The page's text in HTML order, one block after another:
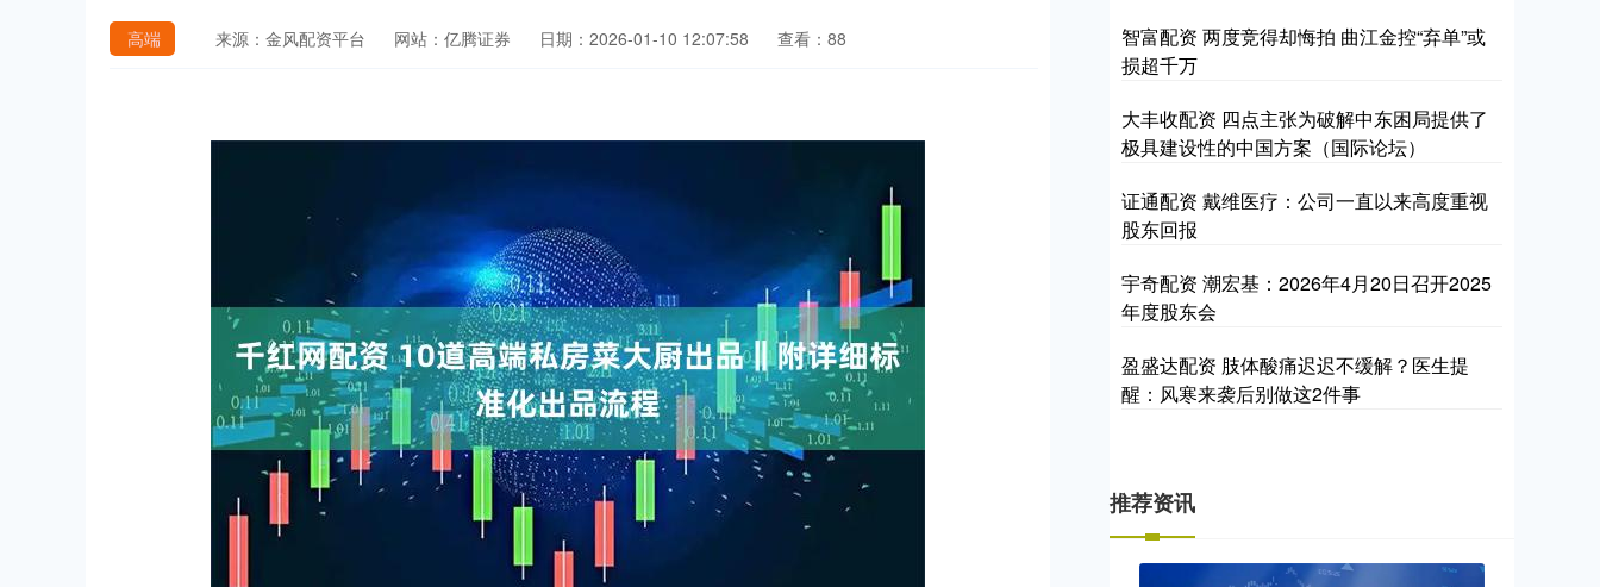
高端 来源：金风配资平台 网站：亿腾证券 日期：2026-01-10 12:07:58 查看：88
智富配资 两度竞得却悔拍 曲江金控“弃单”或
损超千万
大丰收配资 四点主张为破解中东困局提供了
极具建设性的中国方案（国际论坛）
证通配资 戴维医疗：公司一直以来高度重视
股东回报
宇奇配资 潮宏基：2026年4月20日召开2025
年度股东会
盈盛达配资 肢体酸痛迟迟不缓解？医生提
醒：风寒来袭后别做这2件事
推荐资讯